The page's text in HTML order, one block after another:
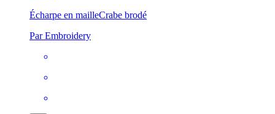
Écharpe en mailleCrabe brodé
Par Embroidery